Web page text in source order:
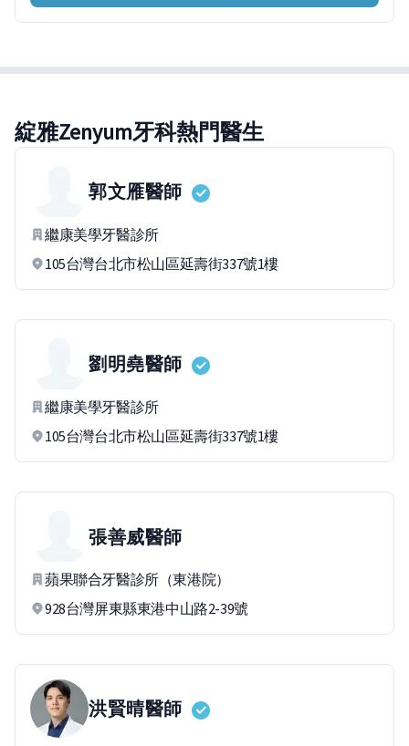
綻雅Zenyum牙科熱門醫生
郭文雁醫師
繼康美學牙醫診所
105台灣台北市松山區延壽街337號1樓
劉明堯醫師
繼康美學牙醫診所
105台灣台北市松山區延壽街337號1樓
張善威醫師
蘋果聯合牙醫診所（東港院）
928台灣屏東縣東港中山路2-39號
洪賢晴醫師